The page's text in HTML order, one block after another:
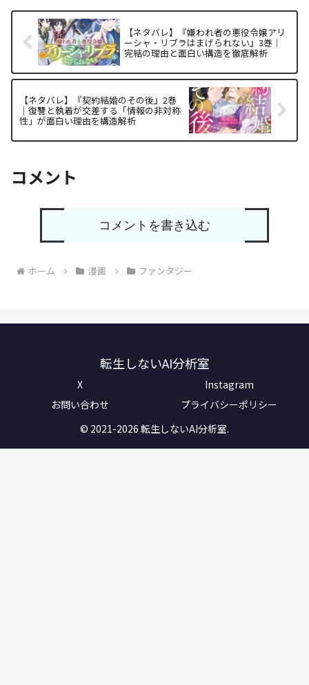
【ネタバレ】『嫌われ者の悪役令嬢アリ
ーシャ・リブラはまげられない』3巻｜
完結の理由と面白い構造を徹底解析
【ネタバレ】『契約結婚のその後』2巻
｜復讐と執着が交差する「情報の非対称
性」が面白い理由を構造解析
コメント
コメントを書き込む
ホーム 漫画 ファンタジー
転生しないAI分析室
X
Instagram
お問い合わせ
プライバシーポリシー
© 2021-2026 転生しないAI分析室.